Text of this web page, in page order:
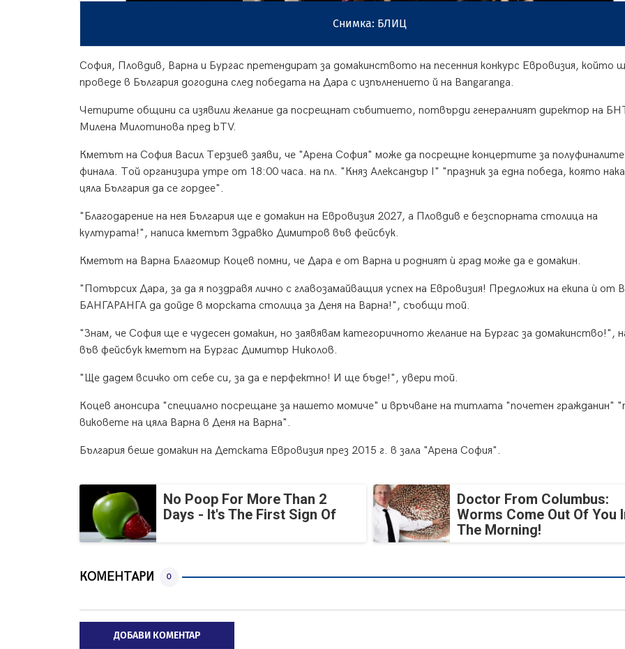
Снимка: БЛИЦ
София, Пловдив, Варна и Бургас претендират за домакинството на песенния конкурс Евровизия, който
проведе в България догодина след победата на Дара с изпълнението й на Bangaranga.
Четирите общини са изявили желание да посрещнат събитието, потвърди генералният директор на
Милена Милотинова пред bTV.
Кметът на София Васил Терзиев заяви, че "Арена София" може да посрещне концертите за полуфиналите
финала. Той организира утре от 18:00 часа. на пл. "Княз Александър I" "празник за една победа, която
цяла България да се гордее".
"Благодарение на нея България ще е домакин на Евровизия 2027, а Пловдив е безспорната столица на
културата!", написа кметът Здравко Димитров във фейсбук.
Кметът на Варна Благомир Коцев помни, че Дара e от Варна и родният ѝ град може да е домакин.
"Потърсих Дара, за да я поздравя лично с главозамайващия успех на Евровизия! Предложих на екипа ѝ от
БАНГАРАНГА да дойде в морската столица за Деня на Варна!", съобщи той.
"Знам, че София ще е чудесен домакин, но заявявам категоричното желание на Бургас за домакинство!",
във фейсбук кметът на Бургас Димитър Николов.
"Ще дадем всичко от себе си, за да е перфектно! И ще бъде!", увери той.
Коцев анонсира "специално посрещане за нашето момиче" и връчване на титлата "почетен гражданин"
виковете на цяла Варна в Деня на Варна".
България беше домакин на Детската Евровизия през 2015 г. в зала "Арена София".
No Poop For More Than 2
Days - It's The First Sign Of
Doctor From Columbus:
Worms Come Out Of You
The Morning!
КОМЕНТАРИ 0
ДОБАВИ КОМЕНТАР